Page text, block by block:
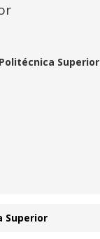
Superior
Superior